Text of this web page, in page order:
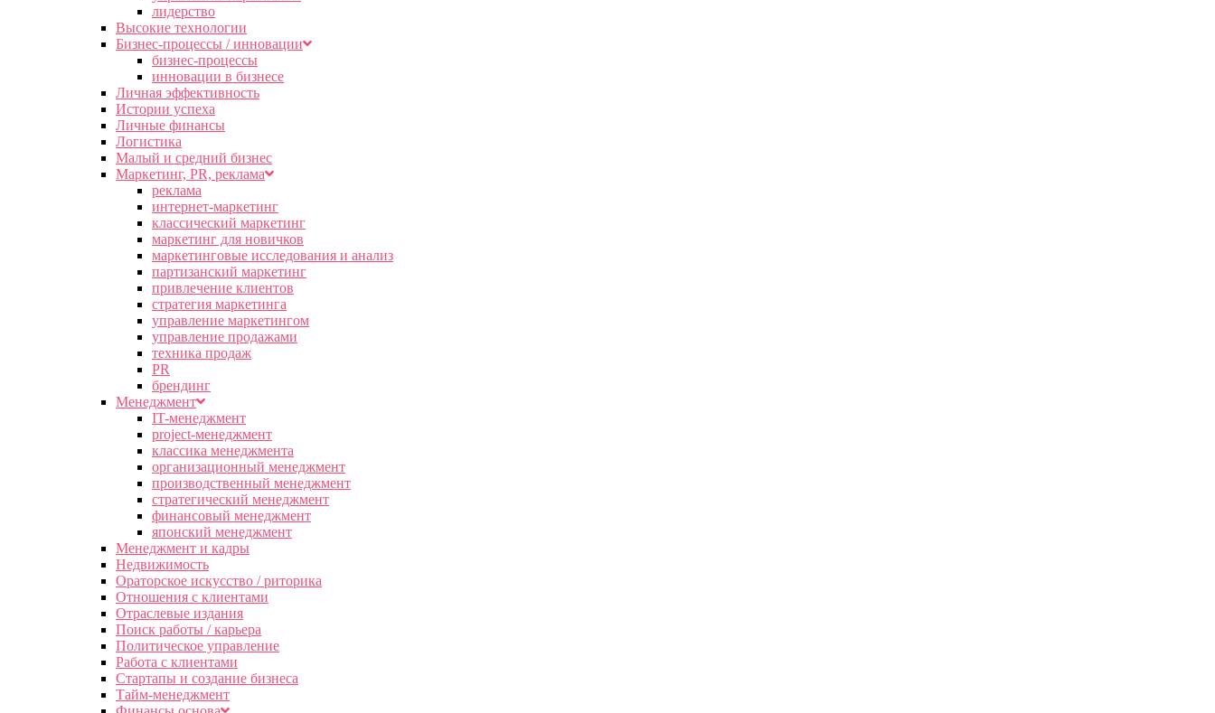
лидерство
Высокие технологии
Бизнес-процессы / инновации
бизнес-процессы
инновации в бизнесе
Личная эффективность
Истории успеха
Личные финансы
Логистика
Малый и средний бизнес
Маркетинг, PR, реклама
реклама
интернет-маркетинг
классический маркетинг
маркетинг для новичков
маркетинговые исследования и анализ
партизанский маркетинг
привлечение клиентов
стратегия маркетинга
управление маркетингом
управление продажами
техника продаж
PR
брендинг
Менеджмент
IT-менеджмент
project-менеджмент
классика менеджмента
организационный менеджмент
производственный менеджмент
стратегический менеджмент
финансовый менеджмент
японский менеджмент
Менеджмент и кадры
Недвижимость
Ораторское искусство / риторика
Отношения с клиентами
Отраслевые издания
Поиск работы / карьера
Политическое управление
Работа с клиентами
Стартапы и создание бизнеса
Тайм-менеджмент